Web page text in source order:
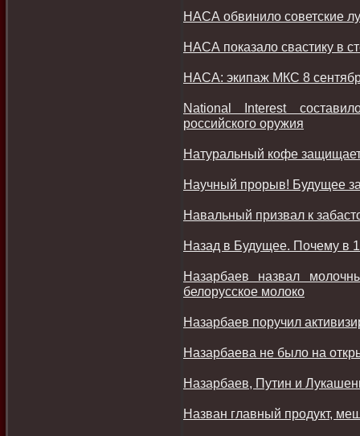
НАСА обвинило советские
НАСА показало свастику в
НАСА: экипаж МКС 8
National Interest
российского оружия
Натуральный кофе
Научный прорыв! Будущее
Навальный призвал к
Назад в Будущее. Почему в
Назарбаев назвал
белорусское молоко
Назарбаев поручил
Назарбаева не было на
Назарбаев, Путин и
Назван главный продукт,